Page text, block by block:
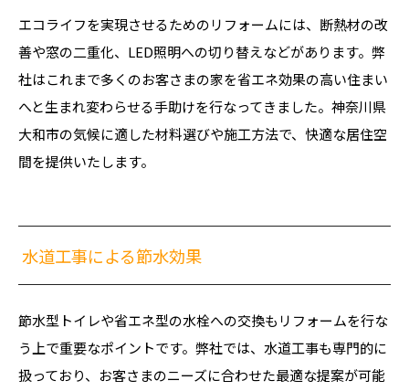
エコライフを実現させるためのリフォームには、断熱材の改
善や窓の二重化、LED照明への切り替えなどがあります。弊
社はこれまで多くのお客さまの家を省エネ効果の高い住まい
へと生まれ変わらせる手助けを行なってきました。神奈川県
大和市の気候に適した材料選びや施工方法で、快適な居住空
間を提供いたします。
水道工事による節水効果
節水型トイレや省エネ型の水栓への交換もリフォームを行な
う上で重要なポイントです。弊社では、水道工事も専門的に
扱っており、お客さまのニーズに合わせた最適な提案が可能